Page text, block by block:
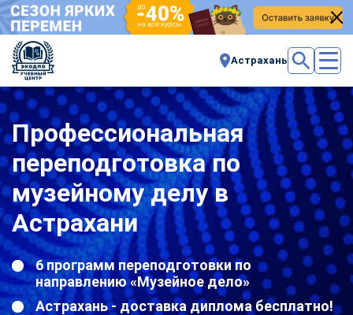
Астрахань
Профессиональная
переподготовка по
музейному делу в
Астрахани
6 программ переподготовки по
направлению «Музейное дело»
Астрахань - доставка диплома бесплатно!